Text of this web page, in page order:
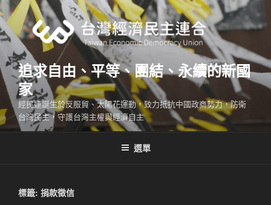
跳
至
主
內
容
追求自由、平等、團結、永續的新國
家
經民連誕生於反服貿、太陽花運動，致力抵抗中國政商勢力，防衛
台灣民主，守護台灣主權與經濟自主
選單
標籤: 捐款徵信